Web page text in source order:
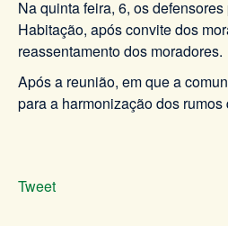
Na quinta feira, 6, os
Habitação, após convite dos
reassentamento dos moradores.
Após a reunião, em que a
para a harmonização dos
Tweet